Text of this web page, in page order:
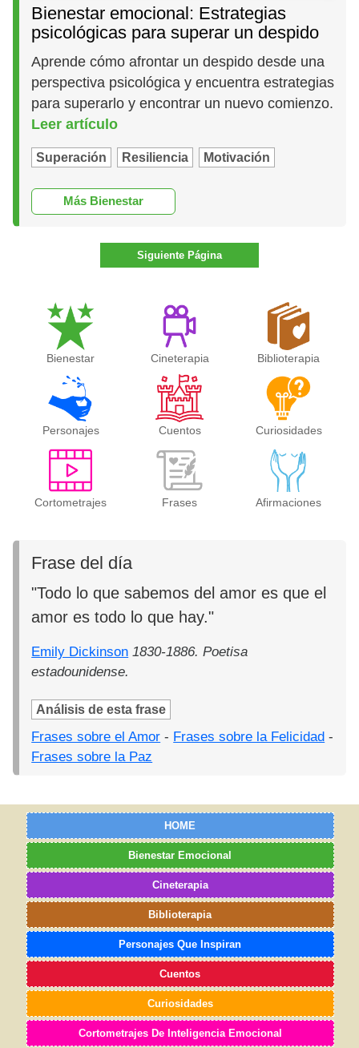
Bienestar emocional: Estrategias
psicológicas para superar un despido
Aprende cómo afrontar un despido desde una
perspectiva psicológica y encuentra estrategias
para superarlo y encontrar un nuevo comienzo.
Leer artículo
Superación Resiliencia Motivación
Más Bienestar
Siguiente Página
Bienestar Cineterapia Biblioterapia
Personajes Cuentos Curiosidades
Cortometrajes Frases Afirmaciones
Frase del día
"Todo lo que sabemos del amor es que el
amor es todo lo que hay."
Emily Dickinson 1830-1886. Poetisa
estadounidense.
Análisis de esta frase
Frases sobre el Amor - Frases sobre la Felicidad -
Frases sobre la Paz
HOME
Bienestar Emocional
Cineterapia
Biblioterapia
Personajes Que Inspiran
Cuentos
Curiosidades
Cortometrajes De Inteligencia Emocional